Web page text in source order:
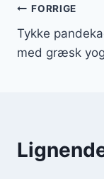
FORRIGE
Tykke
med græsk